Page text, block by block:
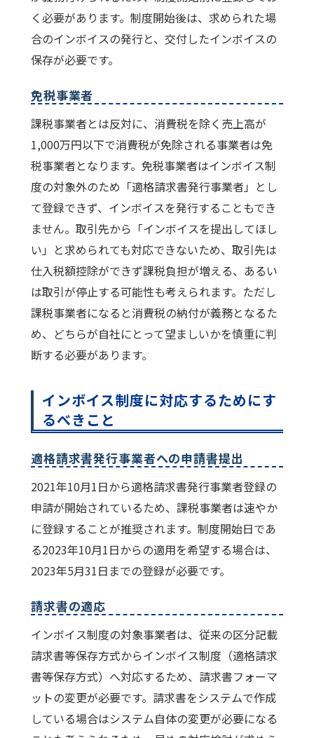
く必要があります。制度開始後は、求められた場
合のインボイスの発行と、交付したインボイスの
保存が必要です。
免税事業者
課税事業者とは反対に、消費税を除く売上高が
1,000万円以下で消費税が免除される事業者は免
税事業者となります。免税事業者はインボイス制
度の対象外のため「適格請求書発行事業者」とし
て登録できず、インボイスを発行することもでき
ません。取引先から「インボイスを提出してほし
い」と求められても対応できないため、取引先は
仕入税額控除ができず課税負担が増える、あるい
は取引が停止する可能性も考えられます。ただし
課税事業者になると消費税の納付が義務となるた
め、どちらが自社にとって望ましいかを慎重に判
断する必要があります。
インボイス制度に対応するためにす
るべきこと
適格請求書発行事業者への申請書提出
2021年10月1日から適格請求書発行事業者登録の
申請が開始されているため、課税事業者は速やか
に登録することが推奨されます。制度開始日であ
る2023年10月1日からの適用を希望する場合は、
2023年5月31日までの登録が必要です。
請求書の適応
インボイス制度の対象事業者は、従来の区分記載
請求書等保存方式からインボイス制度（適格請求
書等保存方式）へ対応するため、請求書フォーマ
ットの変更が必要です。請求書をシステムで作成
している場合はシステム自体の変更が必要になる